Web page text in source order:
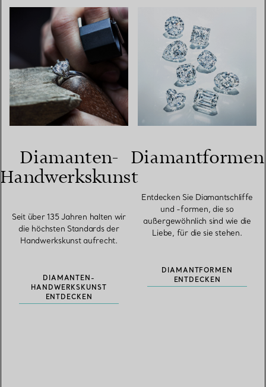
Diamanten-
Handwerkskunst
Seit über 135 Jahren halten wir
die höchsten Standards der
Handwerkskunst aufrecht.
DIAMANTEN-
HANDWERKSKUNST
ENTDECKEN
Diamantformen
Entdecken Sie Diamantschliffe
und -formen, die so
außergewöhnlich sind wie die
Liebe, für die sie stehen.
DIAMANTFORMEN
ENTDECKEN